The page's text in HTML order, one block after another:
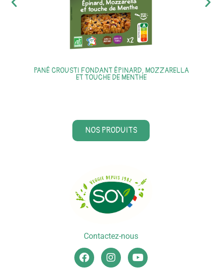
PANÉ CROUSTI FONDANT ÉPINARD, MOZZARELLA
ET TOUCHE DE MENTHE
NOS PRODUITS
Contactez-nous